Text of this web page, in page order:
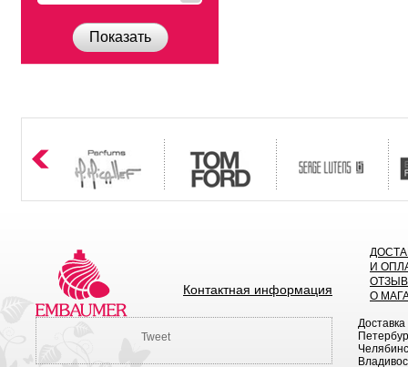
Показать
Контактная информация
И
О
Tweet